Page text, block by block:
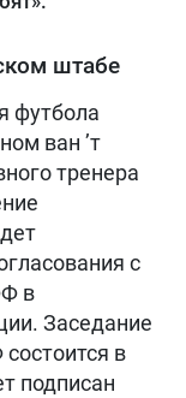
штабе
футбола
ван ’т
тренера
с
в
Заседание
в
подписан